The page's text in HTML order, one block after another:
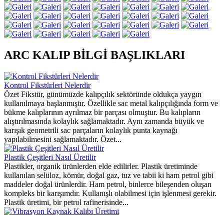
ARC KALIP BİLGİ BAŞLIKLARI
Kontrol Fikstürleri Nelerdir
Özet Fikstür, günümüzde kalıpçılık sektöründe oldukça yaygın
kullanılmaya başlanmıştır. Özellikle sac metal kalıpçılığında form ve
bükme kalıplarının ayrılmaz bir parçası olmuştur. Bu kalıpların
alıştırılmasında kolaylık sağlamaktadır. Aynı zamanda büyük ve
karışık geometrili sac parçaların kolaylık punta kaynağı
yapılabilmesini sağlamaktadır. Özet...
Plastik Çeşitleri Nasıl Üretilir
Plastikler, organik ürünlerden elde edilirler. Plastik üretiminde
kullanılan selüloz, kömür, doğal gaz, tuz ve tabii ki ham petrol gibi
maddeler doğal ürünlerdir. Ham petrol, binlerce bileşenden oluşan
kompleks bir karışımdır. Kullanışlı olabilmesi için işlenmesi gerekir.
Plastik üretimi, bir petrol rafinerisinde...